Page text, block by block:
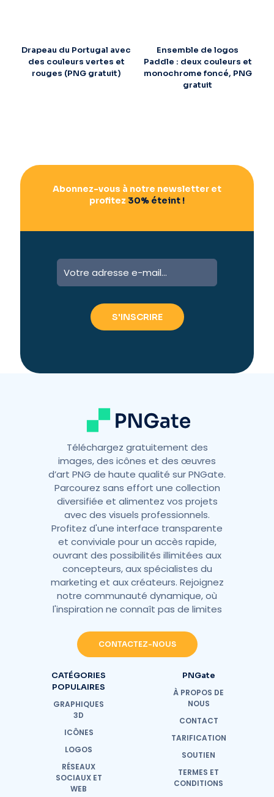
Drapeau du Portugal avec
des couleurs vertes et
rouges (PNG gratuit)
Ensemble de logos
Paddle : deux couleurs et
monochrome foncé, PNG
gratuit
Abonnez-vous à notre newsletter et
profitez 30% éteint !
Téléchargez gratuitement des
images, des icônes et des œuvres
d’art PNG de haute qualité sur PNGate.
Parcourez sans effort une collection
diversifiée et alimentez vos projets
avec des visuels professionnels.
Profitez d'une interface transparente
et conviviale pour un accès rapide,
ouvrant des possibilités illimitées aux
concepteurs, aux spécialistes du
marketing et aux créateurs. Rejoignez
notre communauté dynamique, où
l'inspiration ne connaît pas de limites
CONTACTEZ-NOUS
CATÉGORIES
POPULAIRES
GRAPHIQUES
3D
ICÔNES
LOGOS
RÉSEAUX
SOCIAUX ET
WEB
PNGate
À PROPOS DE
NOUS
CONTACT
TARIFICATION
SOUTIEN
TERMES ET
CONDITIONS